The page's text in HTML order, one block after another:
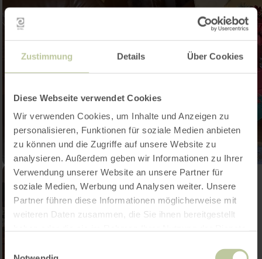
Zustimmung Details Über Cookies
Diese Webseite verwendet Cookies
Wir verwenden Cookies, um Inhalte und Anzeigen zu
personalisieren, Funktionen für soziale Medien anbieten
zu können und die Zugriffe auf unsere Website zu
analysieren. Außerdem geben wir Informationen zu Ihrer
Verwendung unserer Website an unsere Partner für
soziale Medien, Werbung und Analysen weiter. Unsere
Partner führen diese Informationen möglicherweise mit
weiteren Daten zusammen, die Sie ihnen bereitgestellt